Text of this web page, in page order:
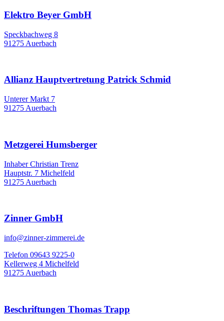
Elektro Beyer GmbH
Speckbachweg 8
91275 Auerbach
Allianz Hauptvertretung Patrick Schmid
Unterer Markt 7
91275 Auerbach
Metzgerei Humsberger
Inhaber Christian Trenz
Hauptstr. 7 Michelfeld
91275 Auerbach
Zinner GmbH
info@zinner-zimmerei.de
Telefon 09643 9225-0
Kellerweg 4 Michelfeld
91275 Auerbach
Beschriftungen Thomas Trapp